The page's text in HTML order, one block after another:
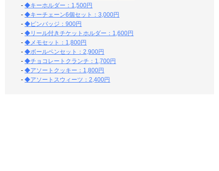
-◆キーホルダー：1,500円
-◆キーチェーン6個セット：3,000円
-◆ピンバッジ：900円
-◆リール付きチケットホルダー：1,600円
-◆メモセット：1,800円
-◆ボールペンセット：2,900円
-◆チョコレートクランチ：1,700円
-◆アソートクッキー：1,800円
-◆アソートスウィーツ：2,400円